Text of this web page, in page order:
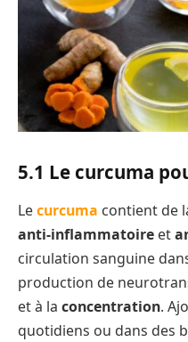
5.1 Le curcuma
Lecurcuma contient de
anti-inflammatoire et
circulation sanguine
production de
et à la concentration.
quotidiens ou dans des